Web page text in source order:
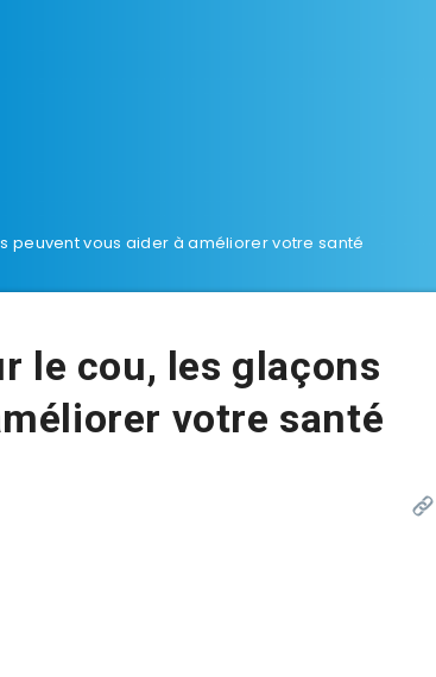
peuvent vous aider à améliorer votre santé
le cou, les glaçons
votre santé